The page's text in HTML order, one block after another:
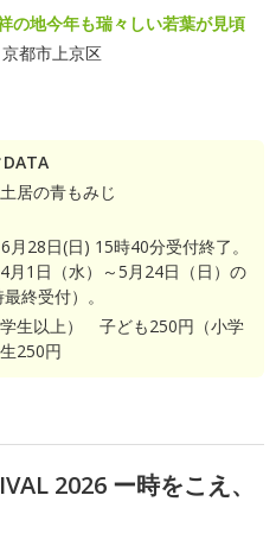
の地今年も瑞々しい若葉が見頃
都市上京区
居の青もみじ
28日(日) 15時40分受付終了。
月1日（水）～5月24日（日）の
終受付）。
生以上） 子ども250円（小学
250円
2026 ー時をこえ、